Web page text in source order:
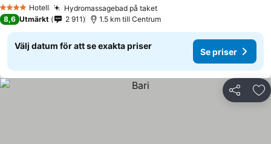
4 StjärnorHotell Hydromassagebad på taketSe priser
8,6 Utmärkt 2 911 1.5 km till Centrum
Välj datum för att se exakta priser
Se priser
Dela